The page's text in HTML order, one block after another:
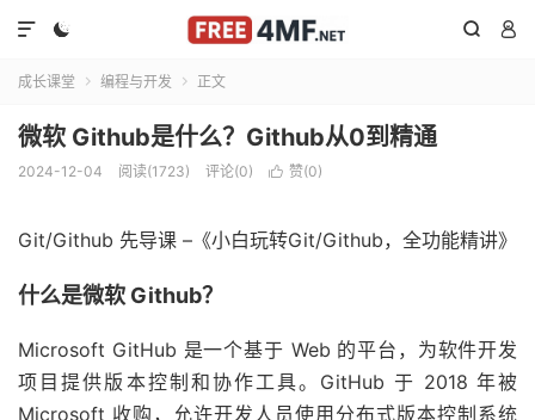
  

成长课堂  编程与开发  正文
微软 Github是什么？Github从0到精通
2024-12-04 阅读(1723) 评论(0)  赞(0)
Git/Github 先导课 –《小白玩转Git/Github，全功能精讲》
什么是微软 Github？
Microsoft GitHub 是一个基于 Web 的平台，为软件开发
项目提供版本控制和协作工具。GitHub 于 2018 年被
Microsoft 收购，允许开发人员使用分布式版本控制系统